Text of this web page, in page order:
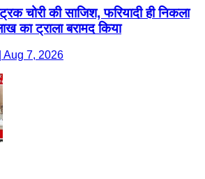
चोरी की साजिश, फरियादी ही निकला
का ट्राला बरामद किया
Aug 7, 2026